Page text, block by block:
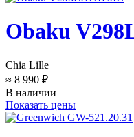
Obaku
Chia Lille
≈ 8 990 ₽
В наличии
Показать цены